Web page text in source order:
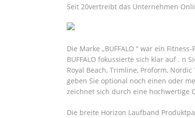
Seit 20vertreibt das Unternehmen
Die Marke „BUFFALO “ war ein
BUFFALO fokussierte sich klar auf . n
Royal Beach, Trimline, Proform,
geben Sie optional noch einen oder
zeichnet sich durch eine hochwertige
Die breite Horizon Laufband